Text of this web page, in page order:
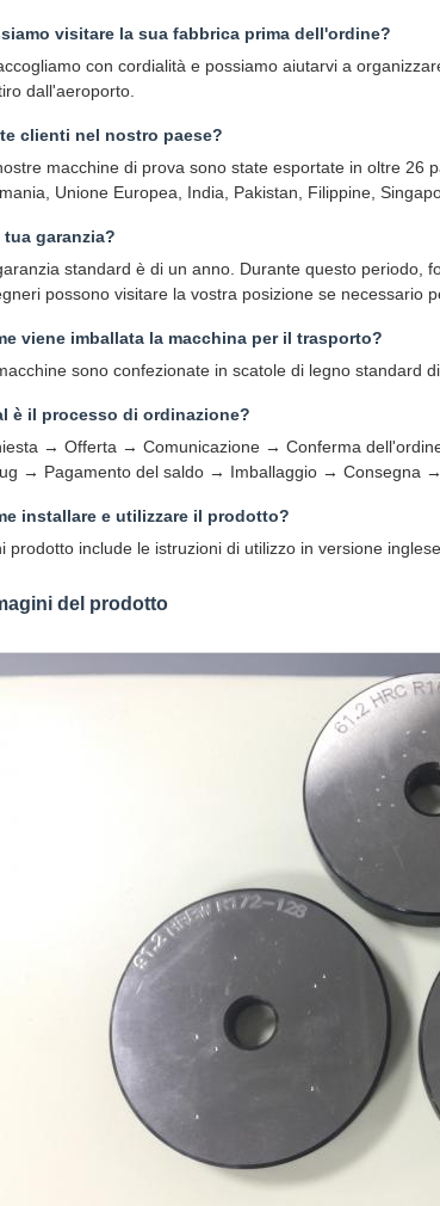
visitare la sua fabbrica prima dell'ordine?
con cordialità e possiamo aiutarvi a
dall'aeroporto.
clienti nel nostro paese?
macchine di prova sono state esportate in oltre 26
Unione Europea, India, Pakistan, Filippine,
tua garanzia?
standard è di un anno. Durante questo periodo,
possono visitare la vostra posizione se necessario
viene imballata la macchina per il trasporto?
sono confezionate in scatole di legno standard
è il processo di ordinazione?
→ Offerta → Comunicazione → Conferma
→ Pagamento del saldo → Imballaggio → Consegna
installare e utilizzare il prodotto?
prodotto include le istruzioni di utilizzo in versione
del prodotto